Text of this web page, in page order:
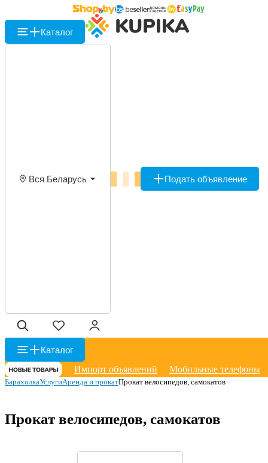
Каталог
Вся Беларусь Подать объявление
Каталог
Импорт объявлений
Мобильные телефоны
БарахолкаУслугиАренда и прокатПрокат велосипедов, самокатов
Прокат велосипедов, самокатов